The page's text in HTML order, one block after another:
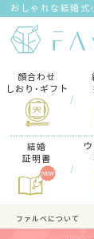
おしゃれな結婚式
顔合わせ
しおり･ギフト
/
結婚
証明書
/
ファルべについて